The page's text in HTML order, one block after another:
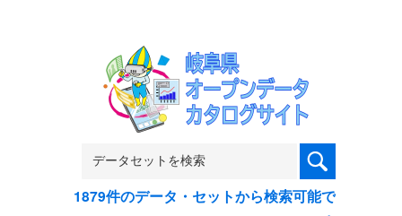
1879件のデータ・セットから検索可能で